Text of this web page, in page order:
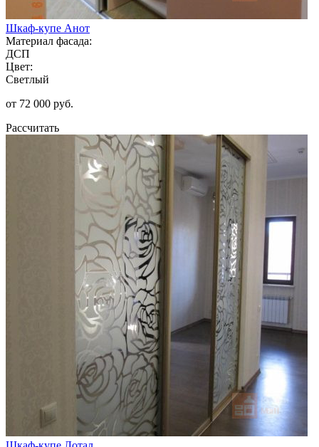
Шкаф-купе Анот
Материал фасада:
ДСП
Цвет:
Светлый
от 72 000 руб.
Рассчитать